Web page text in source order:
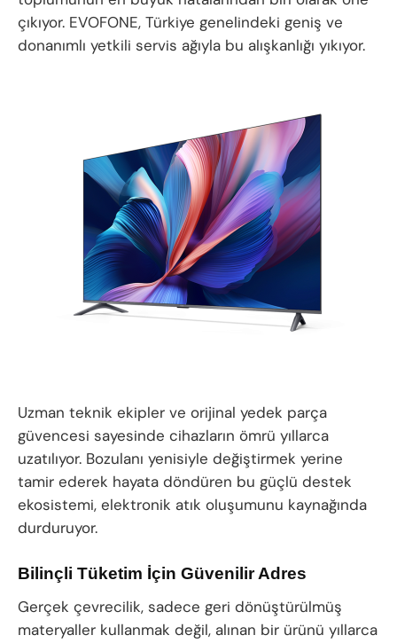
çıkıyor. EVOFONE, Türkiye genelindeki geniş ve
donanımlı yetkili servis ağıyla bu alışkanlığı yıkıyor.
Uzman teknik ekipler ve orijinal yedek parça
güvencesi sayesinde cihazların ömrü yıllarca
uzatılıyor. Bozulanı yenisiyle değiştirmek yerine
tamir ederek hayata döndüren bu güçlü destek
ekosistemi, elektronik atık oluşumunu kaynağında
durduruyor.
Bilinçli Tüketim İçin Güvenilir Adres
Gerçek çevrecilik, sadece geri dönüştürülmüş
materyaller kullanmak değil, alınan bir ürünü yıllarca